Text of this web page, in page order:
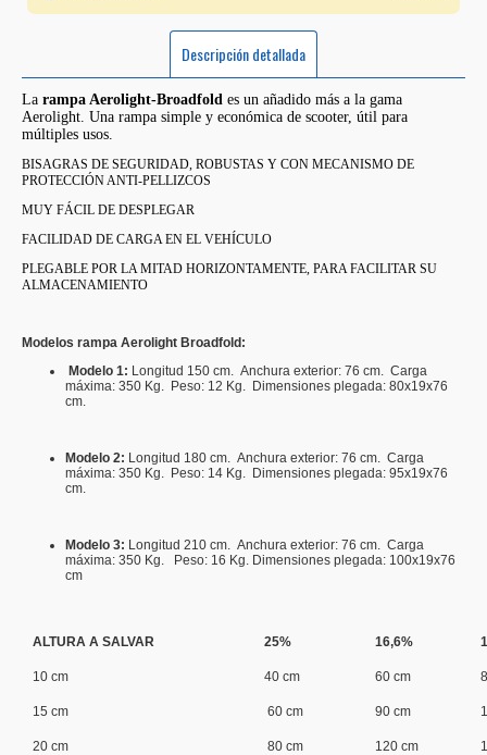
Descripción detallada
La rampa Aerolight-Broadfold es un añadido más a la gama
Aerolight. Una rampa simple y económica de scooter, útil para
múltiples usos.
BISAGRAS DE SEGURIDAD, ROBUSTAS Y CON MECANISMO DE
PROTECCIÓN ANTI-PELLIZCOS
MUY FÁCIL DE DESPLEGAR
FACILIDAD DE CARGA EN EL VEHÍCULO
PLEGABLE POR LA MITAD HORIZONTAMENTE, PARA FACILITAR SU
ALMACENAMIENTO
Modelos rampa Aerolight Broadfold:
Modelo 1: Longitud 150 cm. Anchura exterior: 76 cm. Carga
máxima: 350 Kg. Peso: 12 Kg. Dimensiones plegada: 80x19x76
cm.
Modelo 2: Longitud 180 cm. Anchura exterior: 76 cm. Carga
máxima: 350 Kg. Peso: 14 Kg. Dimensiones plegada: 95x19x76
cm.
Modelo 3: Longitud 210 cm. Anchura exterior: 76 cm. Carga
máxima: 350 Kg. Peso: 16 Kg. Dimensiones plegada: 100x19x76
cm
ALTURA A SALVAR 25% 16,6%
10 cm 40 cm 60 cm
15 cm 60 cm 90 cm
20 cm 80 cm 120 cm